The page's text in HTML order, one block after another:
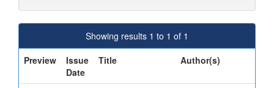
Showing results 1 to 1 of 1
Preview
Issue
Date
Title Author(s)